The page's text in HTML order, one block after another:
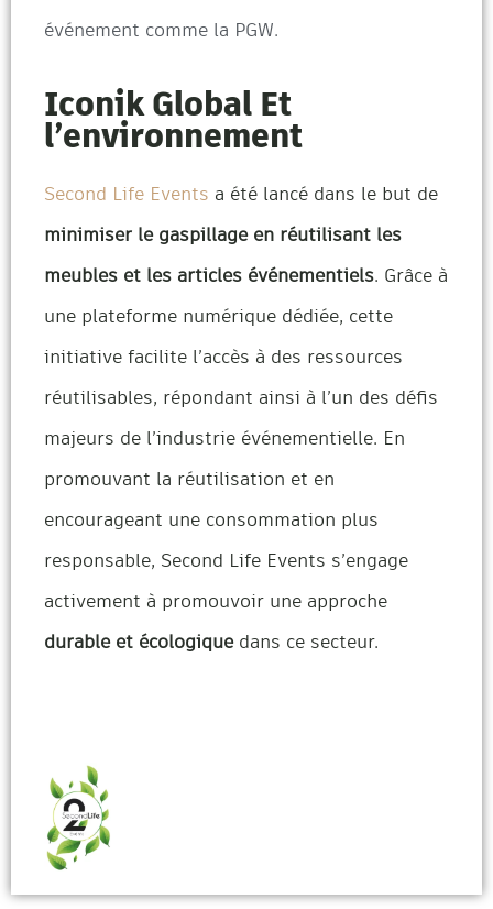
événement comme la PGW.
Iconik Global Et
l’environnement
Second Life Events a été lancé dans le but de
minimiser le gaspillage en réutilisant les
meubles et les articles événementiels. Grâce à
une plateforme numérique dédiée, cette
initiative facilite l’accès à des ressources
réutilisables, répondant ainsi à l’un des défis
majeurs de l’industrie événementielle. En
promouvant la réutilisation et en
encourageant une consommation plus
responsable, Second Life Events s’engage
activement à promouvoir une approche
durable et écologiquedans ce secteur.